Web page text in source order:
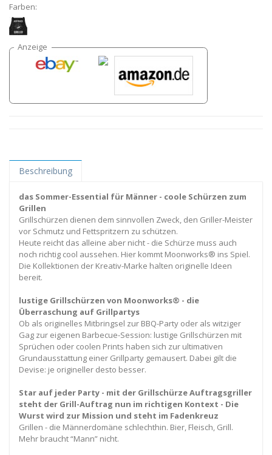
Farben:
Beschreibung
das Sommer-Essential für Männer - coole Schürzen zum
Grillen
Grillschürzen dienen dem sinnvollen Zweck, den Griller-Meister
vor Schmutz und Fettspritzern zu schützen.
Heute reicht das alleine aber nicht - die Schürze muss auch
noch richtig cool aussehen. Hier kommt Moonworks® ins Spiel.
Die Kollektionen der Kreativ-Marke halten originelle Ideen
bereit.
lustige Grillschürzen von Moonworks® - die
Überraschung auf Grillpartys
Ob als originelles Mitbringsel zur BBQ-Party oder als witziger
Gag zur eigenen Barbecue-Session: lustige Grillschürzen mit
Sprüchen oder coolen Prints haben sich zur ultimativen
Grundausstattung einer Grillparty gemausert. Dabei gilt die
Devise: je origineller desto besser.
Star auf jeder Party - mit der Grillschürze Auftragsgriller
steht der Grill-Auftrag nun im richtigen Kontext - Die
Wurst wird zur Mission und steht im Fadenkreuz
Grillen - die Männerdomäne schlechthin. Bier, Fleisch, Grill.
Mehr braucht “Mann” nicht.